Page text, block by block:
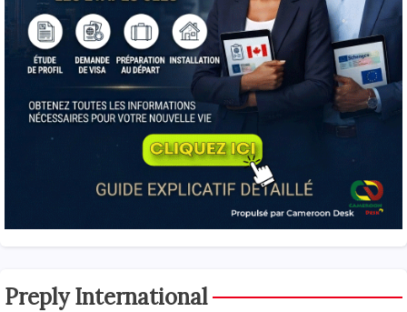
Preply International